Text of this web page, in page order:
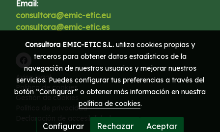
Email:
consultora@emic-etic.eu
consultora@emic-etic.es
Aviso legal
Política de cookies
Gestión de cookies
Política de privacidad
Declaración de accesibilidad
Consultora EMIC-ETIC S.L. utiliza cookies propias y
terceros para obtener datos estadísticos de la
navegación de nuestros usuarios y mejorar nuestros
servicios. Puedes configurar tus preferencias a través del
botón “Configurar” o obtener más información en nuestra
política de cookies.
Configurar Rechazar Aceptar